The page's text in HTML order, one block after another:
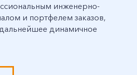
инженерно-
и портфелем заказов,
динамичное